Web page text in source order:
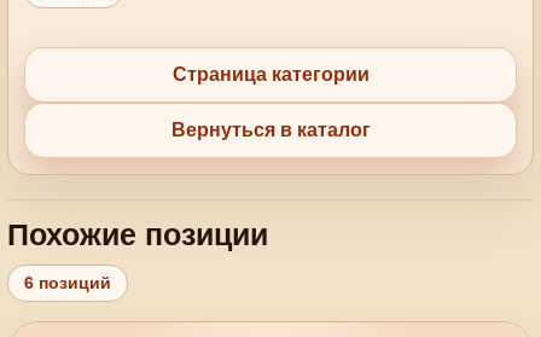
Страница категории
Вернуться в каталог
Похожие позиции
6 позиций